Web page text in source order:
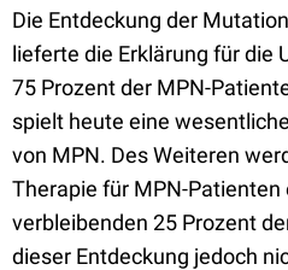
Die Entdeckung der
lieferte die Erklärung für die
75 Prozent der MPN-
spielt heute eine
von MPN. Des Weiteren
Therapie für MPN-Patienten
verbleibenden 25 Prozent
dieser Entdeckung jedoch